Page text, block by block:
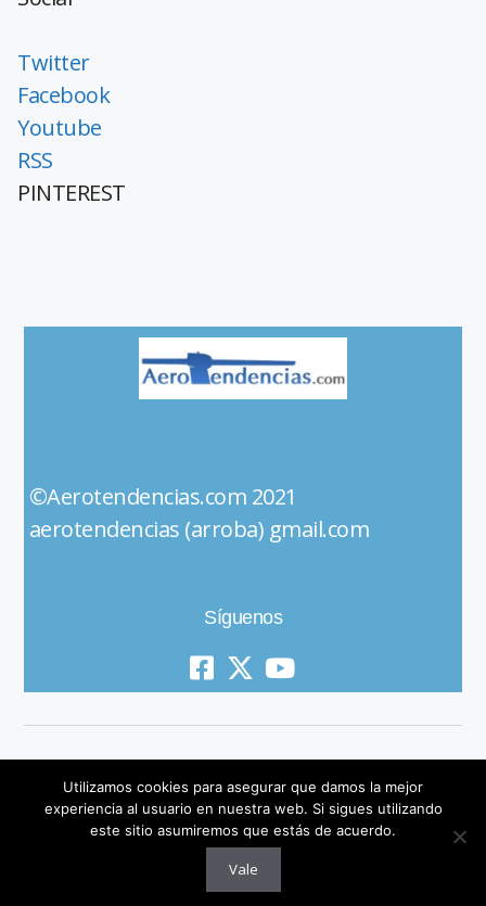
Twitter
Facebook
Youtube
RSS
PINTEREST
©Aerotendencias.com 2021
aerotendencias (arroba) gmail.com
Síguenos
© 2019 All Rights Reserved
Utilizamos cookies para asegurar que damos la mejor
experiencia al usuario en nuestra web. Si sigues utilizando
este sitio asumiremos que estás de acuerdo.
Vale